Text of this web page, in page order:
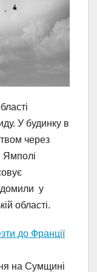
У будинку в
через
Ямполі
у
області.
до Франції
на Сумщині